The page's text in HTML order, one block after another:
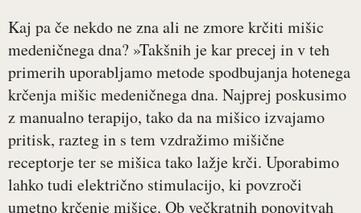
Kaj pa če nekdo ne zna ali ne zmore krčiti mišic
medeničnega dna? »Takšnih je kar precej in v teh
primerih uporabljamo metode spodbujanja hotenega
krčenja mišic medeničnega dna. Najprej poskusimo
z manualno terapijo, tako da na mišico izvajamo
pritisk, razteg in s tem vzdražimo mišične
receptorje ter se mišica tako lažje krči. Uporabimo
lahko tudi električno stimulacijo, ki povzroči
umetno krčenje mišice. Ob večkratnih ponovitvah